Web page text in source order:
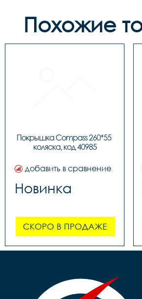
Похожие
Покрышка Compass 260*55
коляска, код 40985
добавить в сравнение
Новинка
СКОРО В ПРОДАЖЕ